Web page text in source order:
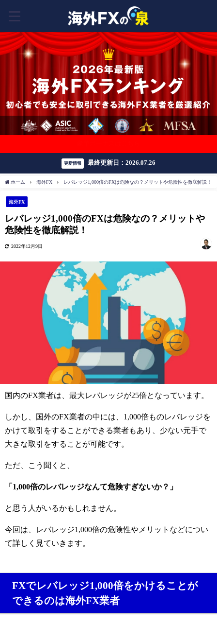
更新情報 最終更新日：2026.07.26
ホーム 海外FX レバレッジ1,000倍のFXは危険なの？メリットや危険性を徹底解説！
海外FX
レバレッジ1,000倍のFXは危険なの？メリットや
危険性を徹底解説！
2022年12月9日
国内のFX業者は、最大レバレッジが25倍となっています。
しかし、国外のFX業者の中には、1,000倍ものレバレッジを
かけて取引をすることができる業者もあり、少ない元手で
大きな取引をすることが可能です。
ただ、こう聞くと、
「1,000倍のレバレッジなんて危険すぎないか？」
と思う人がいるかもしれません。
今回は、レバレッジ1,000倍の危険性やメリットなどについ
て詳しく見ていきます。
FXでレバレッジ1,000倍をかけることが
できるのは海外FX業者